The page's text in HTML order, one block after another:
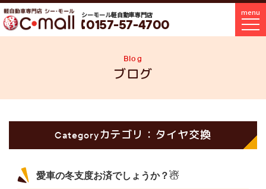
シーモール軽自動車専門店
0157-57-4700
menu
Blog
ブログ
Categoryカテゴリ：タイヤ交換
愛車の冬支度お済でしょうか？☃